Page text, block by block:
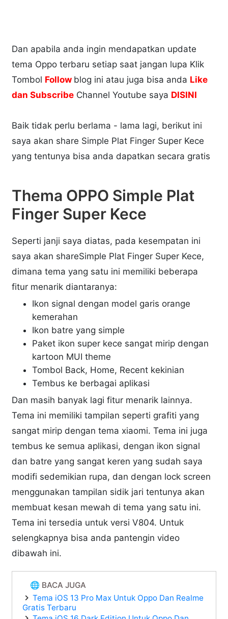
Dan apabila anda ingin mendapatkan update
tema Oppo terbaru setiap saat jangan lupa Klik
Tombol Follow blog ini atau juga bisa anda Like
dan Subscribe Channel Youtube saya DISINI
Baik tidak perlu berlama - lama lagi, berikut ini
saya akan share Simple Plat Finger Super Kece
yang tentunya bisa anda dapatkan secara gratis
Thema OPPO Simple Plat
Finger Super Kece
Seperti janji saya diatas, pada kesempatan ini
saya akan shareSimple Plat Finger Super Kece,
dimana tema yang satu ini memiliki beberapa
fitur menarik diantaranya:
Ikon signal dengan model garis orange
kemerahan
Ikon batre yang simple
Paket ikon super kece sangat mirip dengan
kartoon MUI theme
Tombol Back, Home, Recent kekinian
Tembus ke berbagai aplikasi
Dan masih banyak lagi fitur menarik lainnya.
Tema ini memiliki tampilan seperti grafiti yang
sangat mirip dengan tema xiaomi. Tema ini juga
tembus ke semua aplikasi, dengan ikon signal
dan batre yang sangat keren yang sudah saya
modifi sedemikian rupa, dan dengan lock screen
menggunakan tampilan sidik jari tentunya akan
membuat kesan mewah di tema yang satu ini.
Tema ini tersedia untuk versi V804. Untuk
selengkapnya bisa anda pantengin video
dibawah ini.
🌐 BACA JUGA
Tema iOS 13 Pro Max Untuk Oppo Dan Realme
Gratis Terbaru